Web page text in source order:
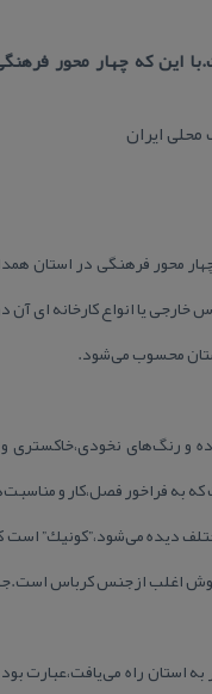
كه چهار محور
ایران
محور فرهنگی در استان
یا انواع كارخانه ای
محسوب می‌شود.
رنگ‌های نخودی،خاكستری و
به فراخور فصل،كار و
دیده می‌شود،”كونیك”
اغلب ازجنس كرباس
استان راه می‌یافت،عبارت